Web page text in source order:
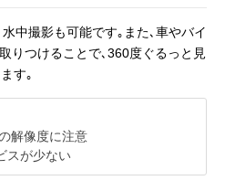
中撮影も可能です｡また､車やバイ
りつけることで､360度ぐるっと見
す｡
解像度に注意
スが少ない